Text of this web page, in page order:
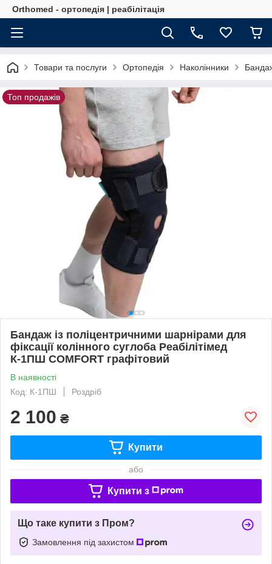
Orthomed - ортопедія | реабілітація
Товари та послуги Ортопедія Наколінники
Топ продажів
Бандаж із поліцентричними шарнірами для
фіксації колінного суглоба Реабілітімед
К-1ПШ COMFORT графітовий
В наявності
Код: К-1ПШ
Роздріб
2 100 ₴
Купити
або
Купити з
Що таке купити з Пром?
Замовлення під захистом